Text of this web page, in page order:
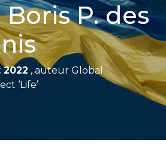
P. des
2022 , auteur Global
‘Life’